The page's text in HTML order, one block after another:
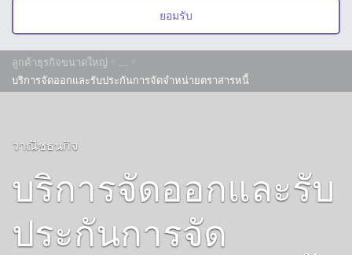
ยอมรับ
ลูกค้าธุรกิจขนาดใหญ่
...
บริการจัดออกและรับประกันการจัดจำหน่ายตราสารหนี้
วาณิชธนกิจ
บริการจัดออกและรับ
ประกันการจัด